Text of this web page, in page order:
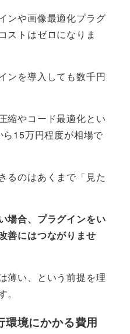
ンや画像最適化プラグ
ストはゼロになりま
ンを導入しても数千円
縮やコード最適化とい
15万円程度が相場で
るのはあくまで「見た
場合、プラグインをい
善にはつながりませ
薄い、という前提を理
環境にかかる費用